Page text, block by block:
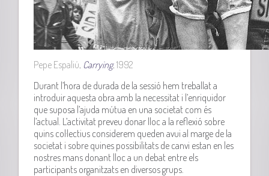
Pepe Espaliú, Carrying, 1992
Durant l’hora de durada de la sessió hem treballat a
introduir aquesta obra amb la necessitat i l’enriquidor
que suposa l’ajuda mútua en una societat com és
l’actual. L’activitat preveu donar lloc a la reflexió sobre
quins col·lectius considerem queden avui al marge de la
societat i sobre quines possibilitats de canvi estan en les
nostres mans donant lloc a un debat entre els
participants organitzats en diversos grups.